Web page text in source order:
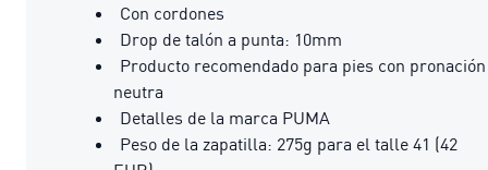
Con cordones
Drop de talón a punta: 10mm
Producto recomendado para pies con pronación
neutra
Detalles de la marca PUMA
Peso de la zapatilla: 275g para el talle 41 (42